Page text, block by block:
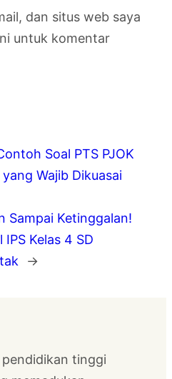
dan situs web saya
untuk komentar
Soal PTS PJOK
Wajib Dikuasai
Sampai Ketinggalan!
Kelas 4 SD
→
tinggi